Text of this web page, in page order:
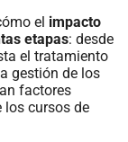
el impacto
etapas: desde
el tratamiento
gestión de los
factores
los cursos de